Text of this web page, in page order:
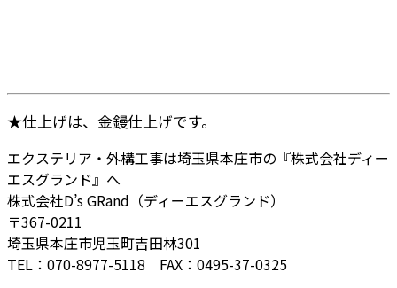
★仕上げは、金鏝仕上げです。
エクステリア・外構工事は埼玉県本庄市の『株式会社ディー
エスグランド』へ
株式会社D’s GRand（ディーエスグランド）
〒367-0211
埼玉県本庄市児玉町吉田林301
TEL：070-8977-5118 FAX：0495-37-0325